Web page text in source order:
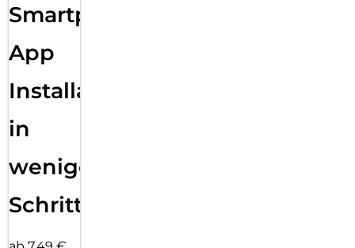
Smartphone
App
Installation
in
wenigen
Schritten